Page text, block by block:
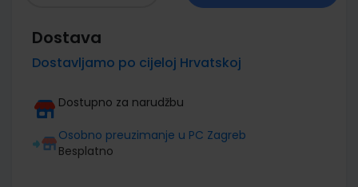
Dostava
Dostavljamo po cijeloj Hrvatskoj
Dostupno za narudžbu
Osobno preuzimanje u PC Zagreb
Besplatno